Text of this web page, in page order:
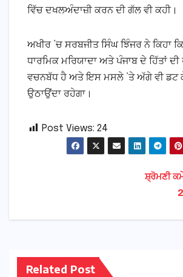
ਵਿੱਚ ਦਖਲਅੰਦਾਜ਼ੀ ਕਰਨ ਦੀ ਗੱਲ ਵੀ ਕਹੀ।
ਅਖੀਰ ’ਚ ਸਰਬਜੀਤ ਸਿੰਘ ਝਿੰਜਰ ਨੇ ਕਿਹਾ
ਧਾਰਮਿਕ ਮਰਿਯਾਦਾ ਅਤੇ ਪੰਜਾਬ ਦੇ ਹਿੱਤਾਂ
ਵਚਨਬੱਧ ਹੈ ਅਤੇ ਇਸ ਮਸਲੇ ’ਤੇ ਅੱਗੇ ਵੀ ਡਟ
ਉਠਾਉਂਦਾ ਰਹੇਗਾ।
Post Views: 24
ਸ਼੍ਰੋਮਣੀ
Related Post